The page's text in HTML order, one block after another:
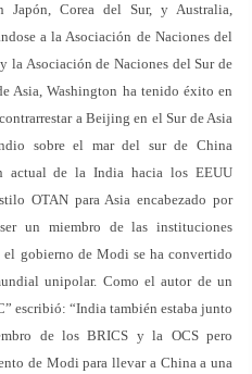
Japón, Corea del Sur, y Australia,
a la Asociación de Naciones del
la Asociación de Naciones del Sur de
Asia, Washington ha tenido éxito en
a Beijing en el Sur de Asia
sobre el mar del sur de China
actual de la India hacia los EEUU
OTAN para Asia encabezado por
un miembro de las instituciones
gobierno de Modi se ha convertido
unipolar. Como el autor de un
escribió: “India también estaba junto
de los BRICS y la OCS pero
de Modi para llevar a China a una